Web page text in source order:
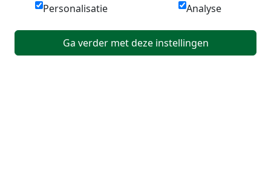
Personalisatie Analyse
Ga verder met deze instellingen